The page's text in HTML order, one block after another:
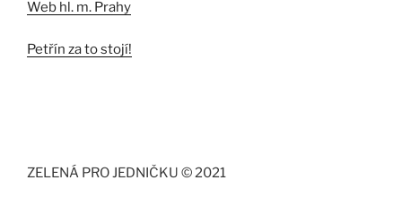
Web hl. m. Prahy
Petřín za to stojí!
ZELENÁ PRO JEDNIČKU © 2021